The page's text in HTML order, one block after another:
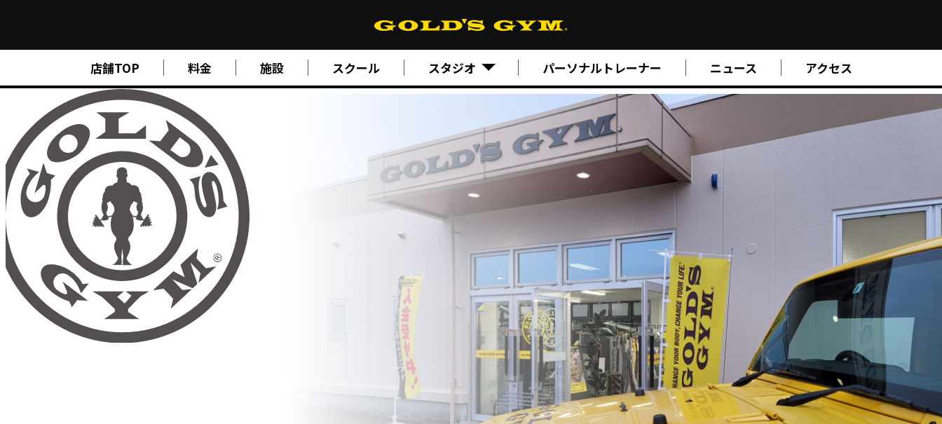
店舗TOP 料金 施設 スクール スタジオ パーソナルトレーナー ニュース アクセス
FIND A GYM 店舗検索
ABOUTゴールドジムについて
SUPPORT トレーニングサポート
SCHOOLスクール
STUDIO スタジオ
JOIN ご入会について
NEWS ニュース
SHOPオンラインストア
法人会員
会員会則